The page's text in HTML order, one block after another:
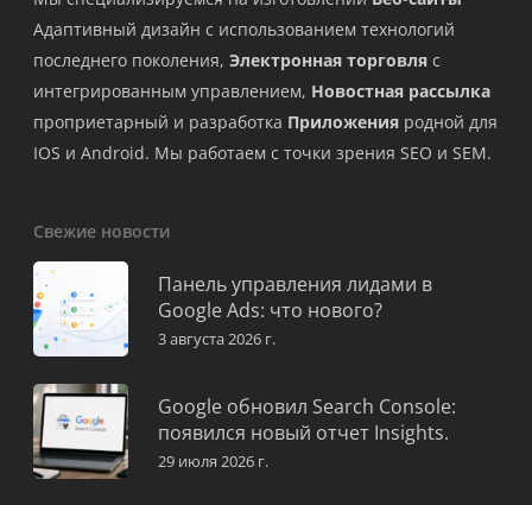
Адаптивный дизайн с использованием технологий
последнего поколения, Электронная торговля с
интегрированным управлением, Новостная рассылка
проприетарный и разработка Приложения родной для
IOS и Android. Мы работаем с точки зрения SEO и SEM.
Свежие новости
Панель управления лидами в
Google Ads: что нового?
3 августа 2026 г.
Google обновил Search Console:
появился новый отчет Insights.
29 июля 2026 г.